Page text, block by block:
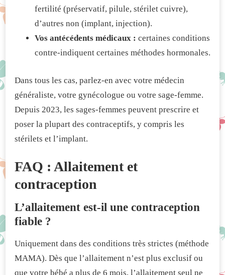
fertilité (préservatif, pilule, stérilet cuivre),
d’autres non (implant, injection).
Vos antécédents médicaux : certaines conditions
contre-indiquent certaines méthodes hormonales.
Dans tous les cas, parlez-en avec votre médecin
généraliste, votre gynécologue ou votre sage-femme.
Depuis 2023, les sages-femmes peuvent prescrire et
poser la plupart des contraceptifs, y compris les
stérilets et l’implant.
FAQ : Allaitement et
contraception
L’allaitement est-il une contraception
fiable ?
Uniquement dans des conditions très strictes (méthode
MAMA). Dès que l’allaitement n’est plus exclusif ou
que votre bébé a plus de 6 mois, l’allaitement seul ne